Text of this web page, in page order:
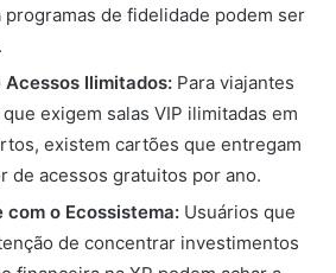
programas de fidelidade podem ser
Acessos Ilimitados: Para viajantes
exigem salas VIP ilimitadas em
existem cartões que entregam
de acessos gratuitos por ano.
com o Ecossistema: Usuários que
de concentrar investimentos